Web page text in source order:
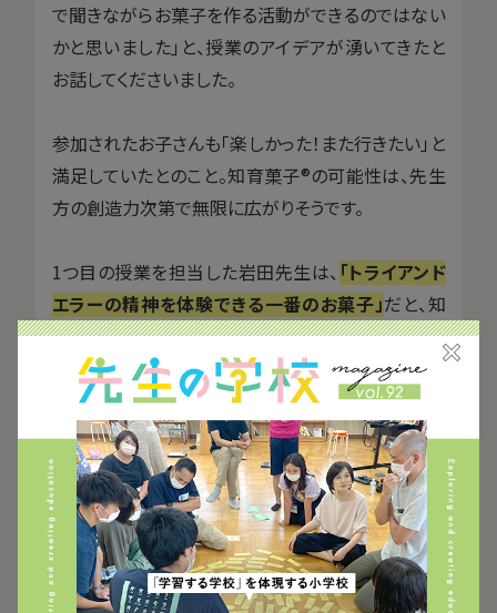
で聞きながらお菓子を作る活動ができるのではない
かと思いました」と、授業のアイデアが湧いてきたと
お話してくださいました。
参加されたお子さんも「楽しかった！また行きたい」と
満足していたとのこと。知育菓子®の可能性は、先生
方の創造力次第で無限に広がりそうです。
1つ目の授業を担当した岩田先生は、 「トライアンド
エラーの精神を体験できる一番のお菓子」だと、知
育菓子®の可能性について語ってくださいました。